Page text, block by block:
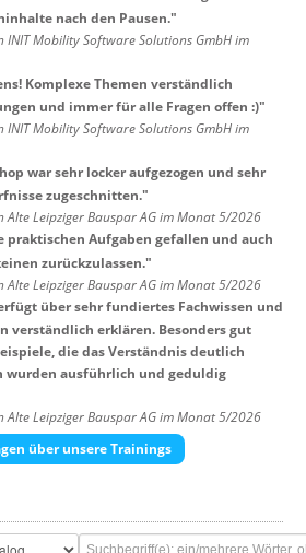
nach den Pausen."
INIT Mobility Software Solutions GmbH im
Komplexe Themen verständlich
und immer für alle Fragen offen :)"
INIT Mobility Software Solutions GmbH im
war sehr locker aufgezogen und sehr
zugeschnitten."
Alte Leipziger Bauspar AG im Monat 5/2026
praktischen Aufgaben gefallen und auch
zurückzulassen."
Alte Leipziger Bauspar AG im Monat 5/2026
über sehr fundiertes Fachwissen und
verständlich erklären. Besonders gut
die das Verständnis deutlich
wurden ausführlich und geduldig
Alte Leipziger Bauspar AG im Monat 5/2026
über unsere Trainings